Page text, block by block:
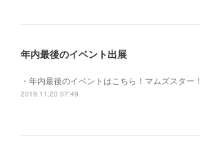
年内最後のイベント出展
・年内最後のイベントはこちら！マムズスター！
2019.11.20 07:49